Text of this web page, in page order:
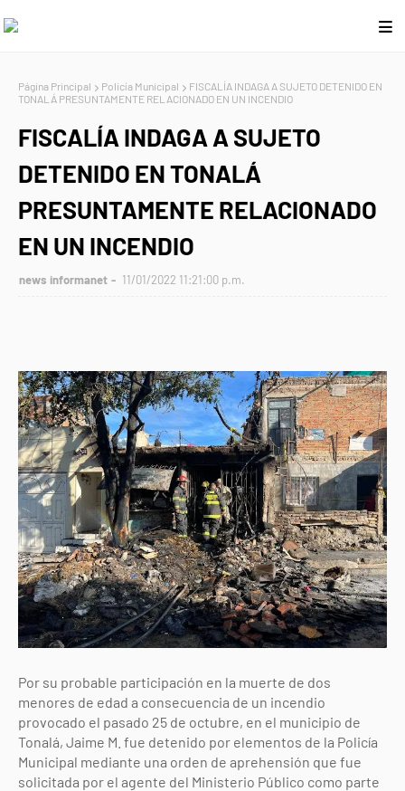
Página Principal Policía Municipal
FISCALÍA INDAGA A SUJETO DETENIDO EN
TONALÁ PRESUNTAMENTE RELACIONADO EN UN INCENDIO
FISCALÍA INDAGA A SUJETO
DETENIDO EN TONALÁ
PRESUNTAMENTE RELACIONADO
EN UN INCENDIO
news informanet 11/01/2022 11:21:00 p.m.
Por su probable participación en la muerte de dos
menores de edad a consecuencia de un incendio
provocado el pasado 25 de octubre, en el municipio de
Tonalá, Jaime M. fue detenido por elementos de la Policía
Municipal mediante una orden de aprehensión que fue
solicitada por el agente del Ministerio Público como parte